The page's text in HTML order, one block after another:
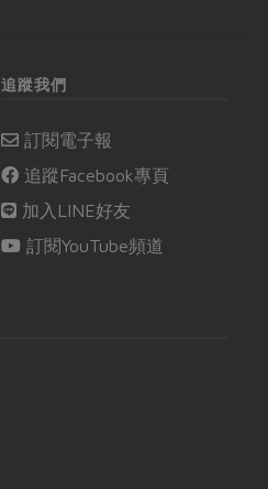
追蹤我們
訂閱電子報
追蹤Facebook專頁
加入LINE好友
訂閱YouTube頻道